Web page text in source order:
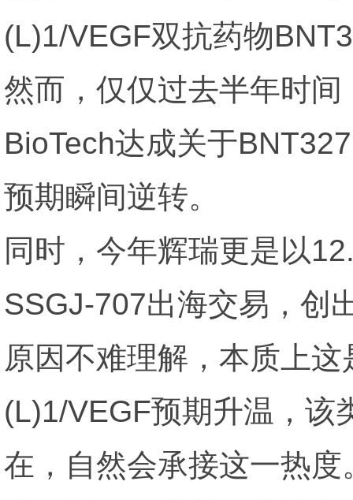
(L)1/VEGF双抗药物
然而，仅仅过去半年时
BioTech达成关于
预期瞬间逆转。
同时，今年辉瑞更是以
SSGJ-707出海交易，创
原因不难理解，本质上
(L)1/VEGF预期升温，该
在，自然会承接这一热度